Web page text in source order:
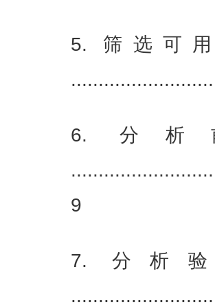
5. 筛选可
6. 分析
9
7. 分析